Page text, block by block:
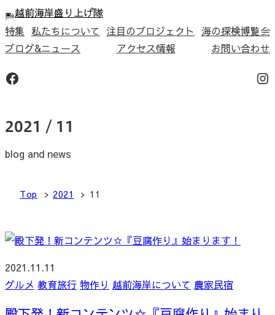
内
容
を
キ
特集 私たちについて 注目のプロジェクト
海の探検博覧会
ブログ&ニュース
アクセス情報 お問い合わせ
Facebook
2021 / 11
blog and news
Top 2021 11
2021.11.11
グルメ 教育旅行 物作り 越前海岸について 農家民宿